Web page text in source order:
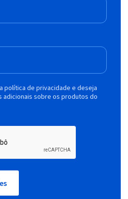
política de privacidade e deseja
adicionais sobre os produtos do